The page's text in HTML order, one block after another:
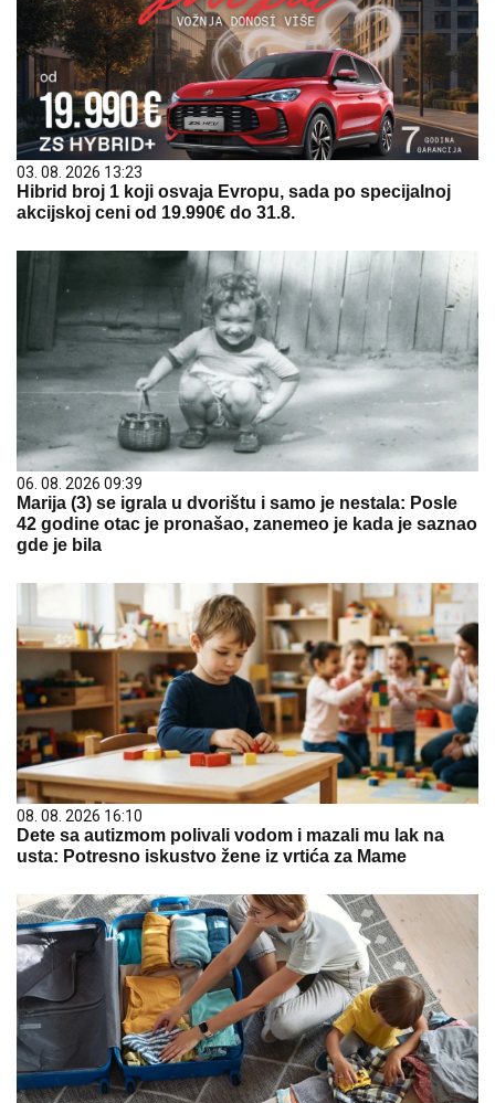
03. 08. 2026 13:23
Hibrid broj 1 koji osvaja Evropu, sada po specijalnoj
akcijskoj ceni od 19.990€ do 31.8.
06. 08. 2026 09:39
Marija (3) se igrala u dvorištu i samo je nestala: Posle
42 godine otac je pronašao, zanemeo je kada je saznao
gde je bila
08. 08. 2026 16:10
Dete sa autizmom polivali vodom i mazali mu lak na
usta: Potresno iskustvo žene iz vrtića za Mame